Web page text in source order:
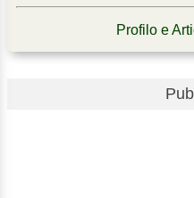
Profilo e